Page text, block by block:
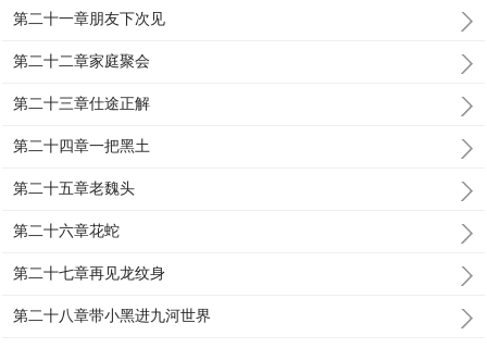
第二十一章朋友下次见
第二十二章家庭聚会
第二十三章仕途正解
第二十四章一把黑土
第二十五章老魏头
第二十六章花蛇
第二十七章再见龙纹身
第二十八章带小黑进九河世界